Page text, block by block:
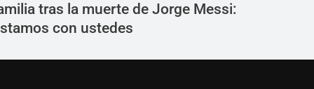
tras la muerte de Jorge Messi:
con ustedes